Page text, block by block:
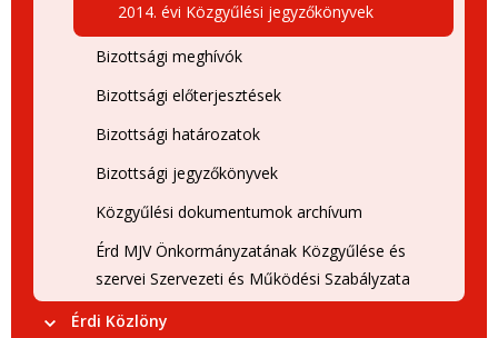
2014. évi Közgyűlési jegyzőkönyvek
Bizottsági meghívók
Bizottsági előterjesztések
Bizottsági határozatok
Bizottsági jegyzőkönyvek
Közgyűlési dokumentumok archívum
Érd MJV Önkormányzatának Közgyűlése és
szervei Szervezeti és Működési Szabályzata
Érdi Közlöny